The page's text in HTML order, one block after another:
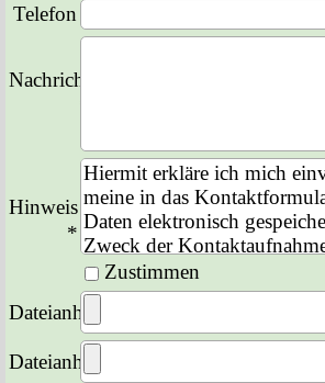
Telefon
Nachricht
Hinweis
*
Hiermit erkläre ich mich
meine in das
Daten elektronisch
Zweck der
genutzt werden. Mir ist
meine Einwilligung
Zustimmen
Dateianhang
Dateianhang